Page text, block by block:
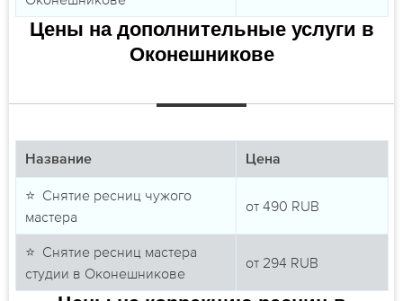
Цены на дополнительные услуги в
Оконешникове
Название Цена
⭐ Снятие ресниц чужого
мастера
от 490 RUB
⭐ Снятие ресниц мастера
студии в Оконешникове
от 294 RUB